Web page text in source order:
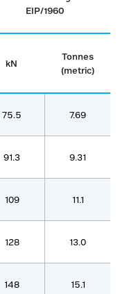
EIP/1960
kN
Tonnes
(metric)
75.5 7.69
91.3 9.31
109 11.1
128 13.0
148 15.1